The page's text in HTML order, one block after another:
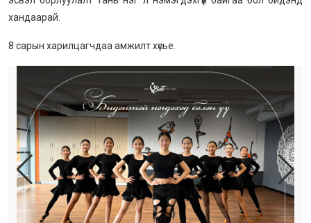
хандаарай.
8 сарын харилцагчдаа амжилт хүсье.